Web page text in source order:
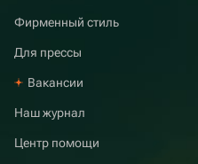
Фирменный стиль
Для прессы
Вакансии
Наш журнал
Центр помощи